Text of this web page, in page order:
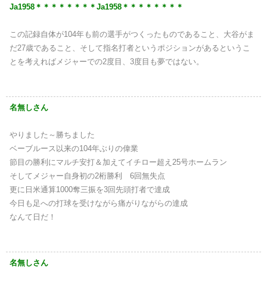
Ja1958＊＊＊＊＊＊＊＊Ja1958＊＊＊＊＊＊＊＊
この記録自体が104年も前の選手がつくったものであること、大谷がま
だ27歳であること、そして指名打者というポジションがあるというこ
とを考えればメジャーでの2度目、3度目も夢ではない。
名無しさん
やりました～勝ちました
ベーブルース以来の104年ぶりの偉業
節目の勝利にマルチ安打＆加えてイチロー超え25号ホームラン
そしてメジャー自身初の2桁勝利 6回無失点
更に日米通算1000奪三振を3回先頭打者で達成
今日も足への打球を受けながら痛がりながらの達成
なんて日だ！
名無しさん